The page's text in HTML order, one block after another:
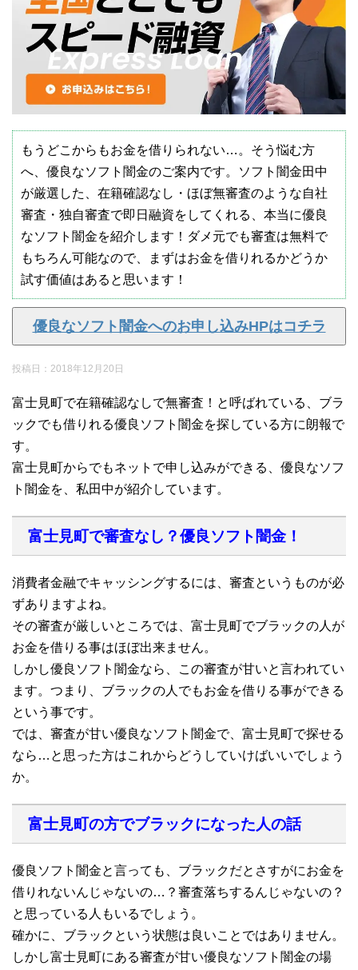
もうどこからもお金を借りられない…。そう悩む方
へ、優良なソフト闇金のご案内です。ソフト闇金田中
が厳選した、在籍確認なし・ほぼ無審査のような自社
審査・独自審査で即日融資をしてくれる、本当に優良
なソフト闇金を紹介します！ダメ元でも審査は無料で
もちろん可能なので、まずはお金を借りれるかどうか
試す価値はあると思います！
優良なソフト闇金へのお申し込みHPはコチラ
投稿日： 2018年12月20日
富士見町で在籍確認なしで無審査！と呼ばれている、ブラ
ックでも借りれる優良ソフト闇金を探している方に朗報で
す。
富士見町からでもネットで申し込みができる、優良なソフ
ト闇金を、私田中が紹介しています。
富士見町で審査なし？優良ソフト闇金！
消費者金融でキャッシングするには、審査というものが必
ずありますよね。
その審査が厳しいところでは、富士見町でブラックの人が
お金を借りる事はほぼ出来ません。
しかし優良ソフト闇金なら、この審査が甘いと言われてい
ます。つまり、ブラックの人でもお金を借りる事ができる
という事です。
では、審査が甘い優良なソフト闇金で、富士見町で探せる
なら…と思った方はこれからどうしていけばいいでしょう
か。
富士見町の方でブラックになった人の話
優良ソフト闇金と言っても、ブラックだとさすがにお金を
借りれないんじゃないの…？審査落ちするんじゃないの？
と思っている人もいるでしょう。
確かに、ブラックという状態は良いことではありません。
しかし富士見町にある審査が甘い優良なソフト闇金の場